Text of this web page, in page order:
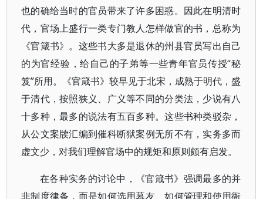
也的确给当时的官员带来了许多困惑。因此在明清时
代，官场上盛行一类专门教人怎样做官的书，总称为
《官箴书》。这些书大多是退休的州县官员写出自己
的为官经验，给自己的子弟等一些青年官员传授“秘
笈”所用。《官箴书》较早见于北宋，成熟于明代，盛
于清代，按照狭义、广义等不同的分类法，少说有八
十多种，最多的说法有五百多种。这些书种类驳杂，
从公文案牍汇编到催科断狱案例无所不有，实务多而
虚文少，对我们理解官场中的规矩和原则颇有启发。
在各种实务的讨论中，《官箴书》强调最多的并
非制度律条，而是如何选用幕友、如何管理和使用衙